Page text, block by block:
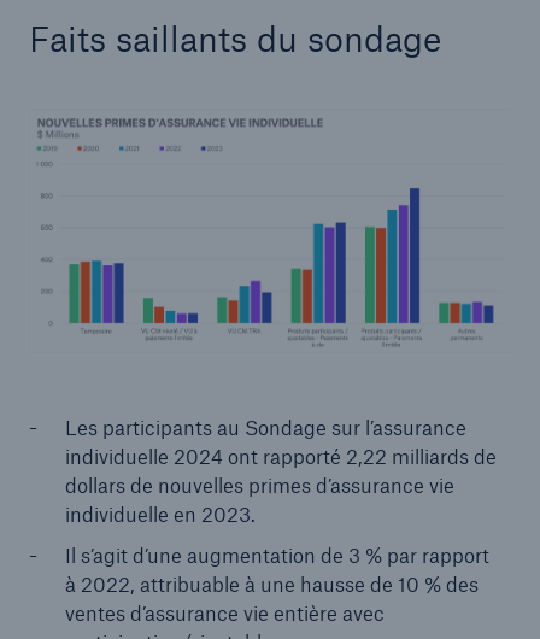
Faits saillants du sondage
Les participants au Sondage sur l’assurance
individuelle 2024 ont rapporté 2,22 milliards de
dollars de nouvelles primes d’assurance vie
individuelle en 2023.
Il s’agit d’une augmentation de 3 % par rapport
à 2022, attribuable à une hausse de 10 % des
ventes d’assurance vie entière avec